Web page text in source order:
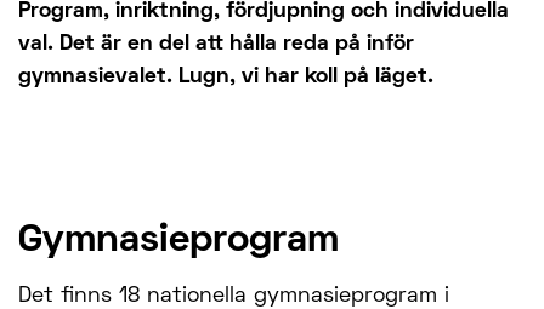
Program, inriktning, fördjupning och individuella
val. Det är en del att hålla reda på inför
gymnasievalet. Lugn, vi har koll på läget.
Gymnasieprogram
Det finns 18 nationella gymnasieprogram i